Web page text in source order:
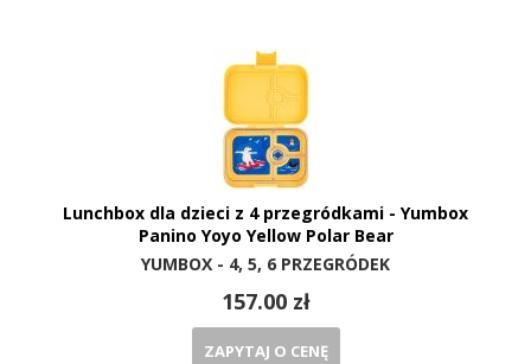
Lunchbox dla dzieci z 4 przegródkami - Yumbox
Panino Yoyo Yellow Polar Bear
YUMBOX - 4, 5, 6 PRZEGRÓDEK
157.00 zł
ZAPYTAJ O CENĘ